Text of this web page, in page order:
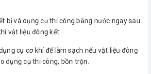
bị và dụng cụ thi công bằng nước ngay sau
vật liệu đông kết.
cụ cơ khí để làm sạch nếu vật liệu đông
dụng cụ thi công, bồn trộn.